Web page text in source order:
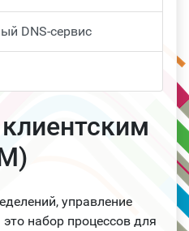
DNS-сервис
управление
набор процессов для